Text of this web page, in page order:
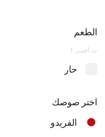
معكرونة عادية مع كولا
898 سعرة حرارية
الطعم
حد أقصى 1
حار
اختر صوصك
الفريدو